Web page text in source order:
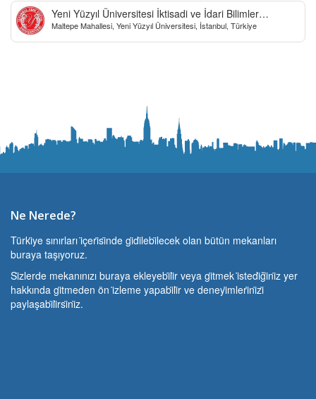
Yeni Yüzyıl Üniversitesi İktisadi ve İdari Bilimler
Fakültesi
Maltepe Mahallesi, Yeni Yüzyıl Üniversitesi, İstanbul, Türkiye
Ne Nerede?
Türki̇ye sınırları i̇çeri̇si̇nde gi̇di̇lebi̇lecek olan bütün mekanları
buraya taşıyoruz.
Si̇zlerde mekanınızı buraya ekleyebi̇li̇r veya gi̇tmek i̇stedi̇ği̇ni̇z yer
hakkında gi̇tmeden ön i̇zleme yapabi̇li̇r ve deneyi̇mleri̇ni̇zi̇
paylaşabi̇li̇rsi̇ni̇z.